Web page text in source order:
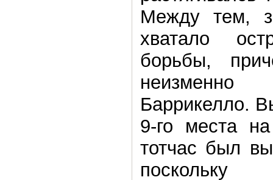
Между тем,
хватало
борьбы,
Баррикелло.
9-го места
тотчас был